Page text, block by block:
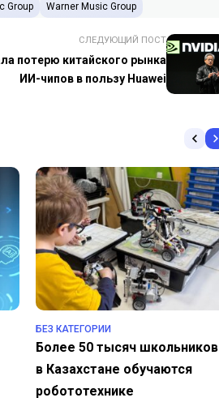
Group Warner Music Group
СЛЕДУЮЩИЙ ПОСТ
потерю китайского рынка
ИИ-чипов в пользу Huawei
БЕЗ КАТЕГОРИИ
Более 50 тысяч школьников
в Казахстане обучаются
робототехнике